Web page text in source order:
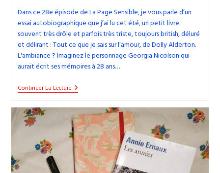
Dans ce 28e épisode de La Page Sensible, je vous parle d’un
essai autobiographique que j’ai lu cet été, un petit livre
souvent très drôle et parfois très triste, toujours british, déluré
et délirant : Tout ce que je sais sur l’amour, de Dolly Alderton.
L'ambiance ? Imaginez le personnage Georgia Nicolson qui
aurait écrit ses mémoires à 28 ans…
Continuer La Lecture28.
Tout
Que
Je
Sais
Sur
L’amour,
De
Dolly
Alderton